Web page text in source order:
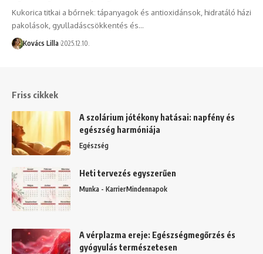
Kukorica titkai a bőrnek: tápanyagok és antioxidánsok, hidratáló házi
pakolások, gyulladáscsökkentés és…
Kovács Lilla 2025.12.10.
Friss cikkek
A szolárium jótékony hatásai: napfény és
egészség harmóniája
Egészség
Heti tervezés egyszerűen
Munka - KarrierMindennapok
A vérplazma ereje: Egészségmegőrzés és
gyógyulás természetesen